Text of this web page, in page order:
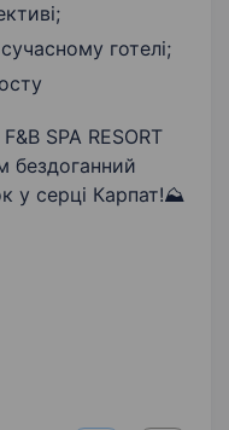
готелі;
SPA RESORT
бездоганний
у серці Карпат!⛰️